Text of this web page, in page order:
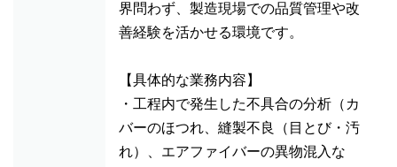
界問わず、製造現場での品質管理や改
善経験を活かせる環境です。
【具体的な業務内容】
・工程内で発生した不具合の分析（カ
バーのほつれ、縫製不良（目とび・汚
れ）、エアファイバーの異物混入な